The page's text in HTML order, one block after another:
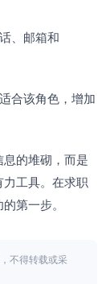
、邮箱和
合该角色，增加
的堆砌，而是
工具。在求职
第一步。
不得转载或采